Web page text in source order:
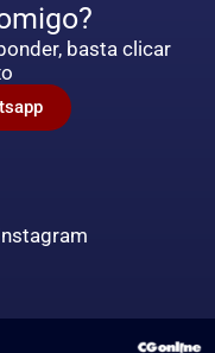
basta clicar